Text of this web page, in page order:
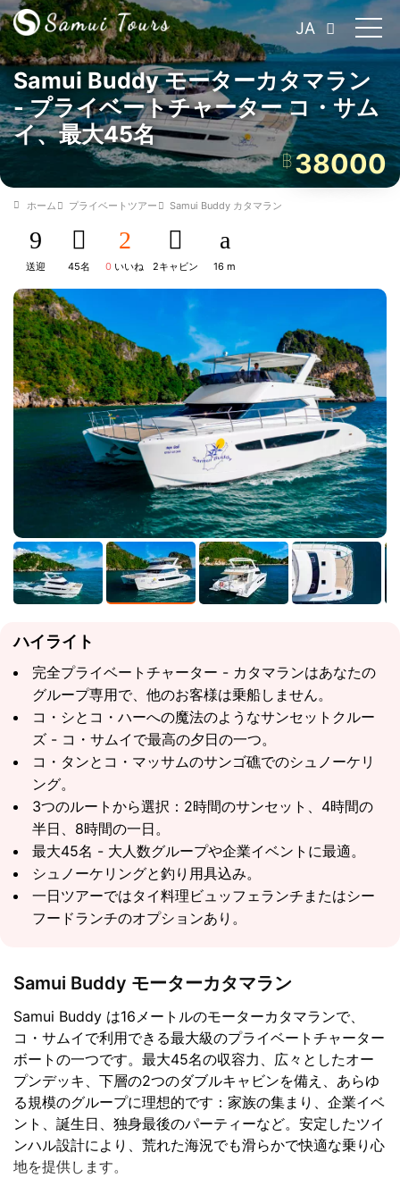
JA
Samui Buddy モーターカタマラン
- プライベートチャーター コ・サム
イ、最大45名
฿38000
ホーム プライベートツアー Samui Buddy カタマラン
送迎 45名 0 いいね 2キャビン 16 m
ハイライト
完全プライベートチャーター - カタマランはあなたの
グループ専用で、他のお客様は乗船しません。
コ・シとコ・ハーへの魔法のようなサンセットクルー
ズ - コ・サムイで最高の夕日の一つ。
コ・タンとコ・マッサムのサンゴ礁でのシュノーケリ
ング。
3つのルートから選択：2時間のサンセット、4時間の
半日、8時間の一日。
最大45名 - 大人数グループや企業イベントに最適。
シュノーケリングと釣り用具込み。
一日ツアーではタイ料理ビュッフェランチまたはシー
フードランチのオプションあり。
Samui Buddy モーターカタマラン
Samui Buddy は16メートルのモーターカタマランで、
コ・サムイで利用できる最大級のプライベートチャーター
ボートの一つです。最大45名の収容力、広々としたオー
プンデッキ、下層の2つのダブルキャビンを備え、あらゆ
る規模のグループに理想的です：家族の集まり、企業イベ
ント、誕生日、独身最後のパーティーなど。安定したツイ
ンハル設計により、荒れた海況でも滑らかで快適な乗り心
地を提供します。